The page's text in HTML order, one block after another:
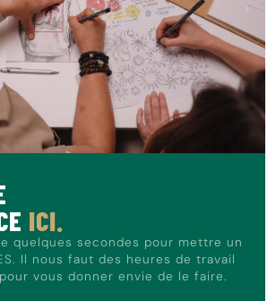
la tenue du mannequin. Associée à un
une silhouette à la fois simple et
également se porter fermée pour un
en remplacement d'une veste légère.
pour superposer les couches avec
1m86 et porte du L.
ICI.
quelques secondes pour mettre un
Il nous faut des heures de travail
vous donner envie de le faire.